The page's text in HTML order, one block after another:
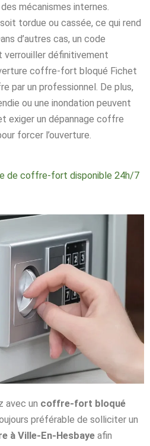
mécanismes internes.
tordue ou cassée, ce qui rend
d’autres cas, un code
verrouiller définitivement
coffre-fort bloqué Fichet
par un professionnel. De plus,
ou une inondation peuvent
exiger un dépannage coffre
forcer l’ouverture.
de coffre-fort disponible 24h/7
avec un coffre-fort bloqué
préférable de solliciter un
à Ville-En-Hesbaye afin